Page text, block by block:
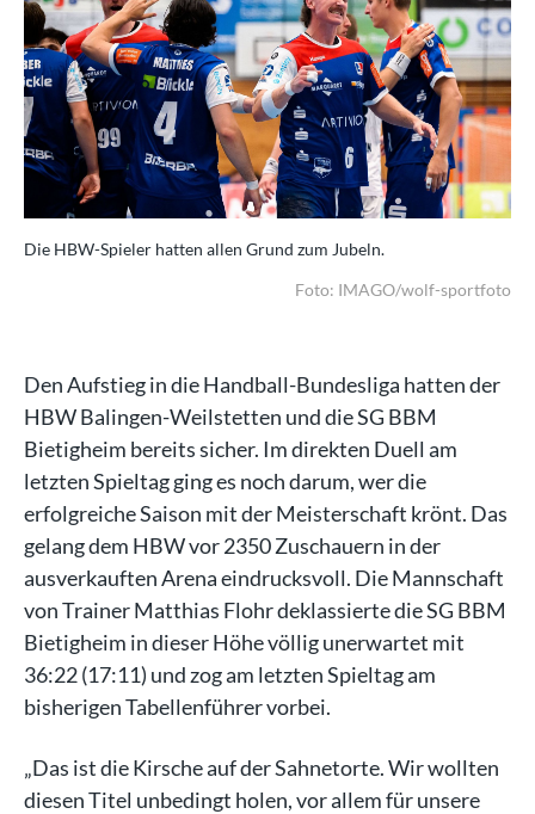
Die HBW-Spieler hatten allen Grund zum Jubeln.
Foto: IMAGO/wolf-sportfoto
Den Aufstieg in die Handball-Bundesliga hatten der
HBW Balingen-Weilstetten und die SG BBM
Bietigheim bereits sicher. Im direkten Duell am
letzten Spieltag ging es noch darum, wer die
erfolgreiche Saison mit der Meisterschaft krönt. Das
gelang dem HBW vor 2350 Zuschauern in der
ausverkauften Arena eindrucksvoll. Die Mannschaft
von Trainer Matthias Flohr deklassierte die SG BBM
Bietigheim in dieser Höhe völlig unerwartet mit
36:22 (17:11) und zog am letzten Spieltag am
bisherigen Tabellenführer vorbei.
„Das ist die Kirsche auf der Sahnetorte. Wir wollten
diesen Titel unbedingt holen, vor allem für unsere